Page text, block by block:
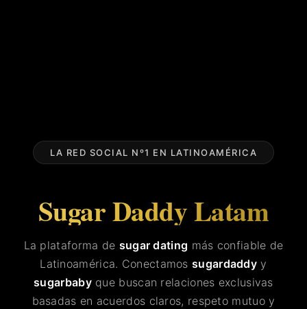
LA RED SOCIAL Nº1 EN LATINOAMÉRICA
Sugar Daddy Latam
La plataforma de sugar dating más confiable de
Latinoamérica. Conectamossugardaddy y
sugarbabyque buscan relaciones exclusivas
basadas en acuerdos claros, respeto mutuo y